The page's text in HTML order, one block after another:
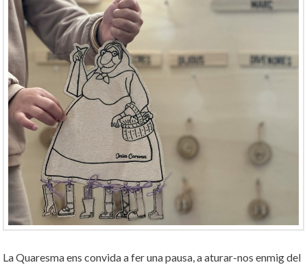
La Quaresma ens convida a fer una pausa, a aturar-nos enmig del